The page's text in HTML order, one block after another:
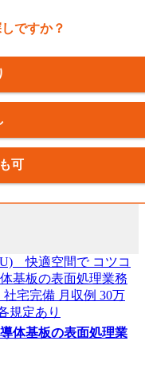
ですか？
可
体基板の表面処理業